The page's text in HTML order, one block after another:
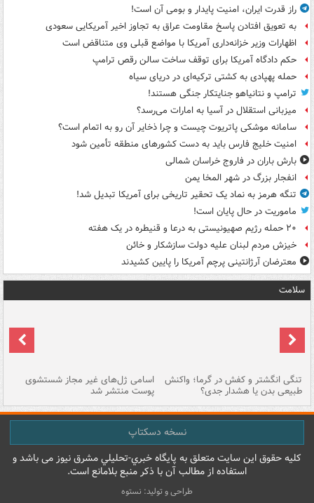
راز قدرت ایران، امنیت پایدار و بومی آن است!
به تعویق افتادن پاسخ مقاومت عراق به تجاوز اخیر آمریکایی سعودی
اظهارات وزیر خزانه‌داری آمریکا با مواضع قبلی وی متناقض است
حکم دادگاه آمریکا برای توقف ساخت سالن رقص ترامپ
حمله پهپادی به کشتی ترکیه‌ای در دریای سیاه
ترامپ و نتانیاهو جنایتکار جنگی هستند!
میزبانی استقلال در آسیا به امارات می‌رسد؟
سامانه موشکی پاتریوت چیست و چرا ذخایر آن رو به اتمام است؟
امنیت خلیج فارس باید به دست کشورهای منطقه تأمین شود
بارش باران در فاروج خراسان شمالی
انفجار بزرگ در شهر المخا یمن
تنگه هرمز به نماد یک تحقیر تاریخی برای آمریکا تبدیل شد!
ماموریت در حال پایان است!
۲۰ حمله رژیم صهیونیستی به درعا و قنیطره در یک هفته
خیزش مردم لبنان علیه دولت سازشکار و خائن
معترضان آرژانتینی پرچم آمریکا را پایین کشیدند
سلامت
تنگی انگشتر و کفش در گرما؛ واکنش
طبیعی بدن یا هشدار جدی؟
اسامی ژل‌های غیر مجاز شستشوی
پوست منتشر شد
نسخه دسکتاپ
کليه حقوق اين سايت متعلق به پایگاه خبري-تحليلي مشرق نيوز می باشد و
استفاده از مطالب آن با ذکر منبع بلامانع است.
طراحی و تولید: نستوه